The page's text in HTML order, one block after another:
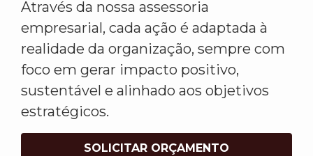
Através da nossa assessoria
empresarial, cada ação é adaptada à
realidade da organização, sempre com
foco em gerar impacto positivo,
sustentável e alinhado aos objetivos
estratégicos.
SOLICITAR ORÇAMENTO